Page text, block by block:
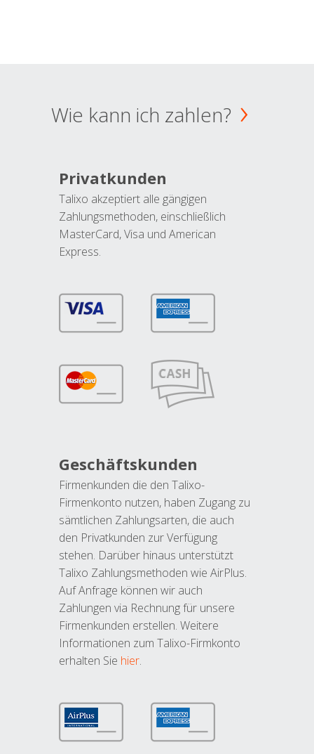
Wie kann ich zahlen?
Privatkunden
Talixo akzeptiert alle gängigen
Zahlungsmethoden, einschließlich
MasterCard, Visa und American
Express.
Geschäftskunden
Firmenkunden die den Talixo-
Firmenkonto nutzen, haben Zugang zu
sämtlichen Zahlungsarten, die auch
den Privatkunden zur Verfügung
stehen. Darüber hinaus unterstützt
Talixo Zahlungsmethoden wie AirPlus.
Auf Anfrage können wir auch
Zahlungen via Rechnung für unsere
Firmenkunden erstellen. Weitere
Informationen zum Talixo-Firmkonto
erhalten Sie hier.